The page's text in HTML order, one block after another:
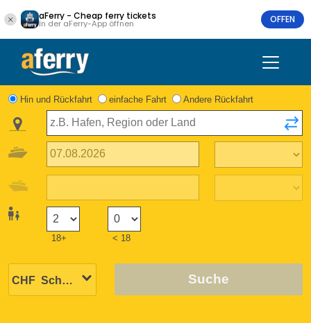
aFerry - Cheap ferry tickets
In der aFerry-App öffnen OFFEN
Hin und Rückfahrt einfache Fahrt Andere Rückfahrt
18+ < 18
Suche